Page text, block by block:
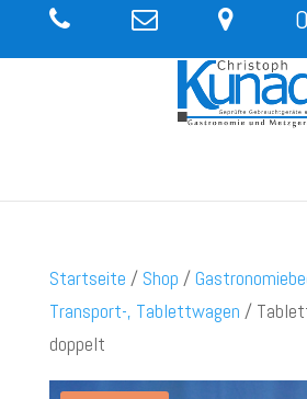
Startseite / Shop /
Transport-, Tablettwagen /
doppelt